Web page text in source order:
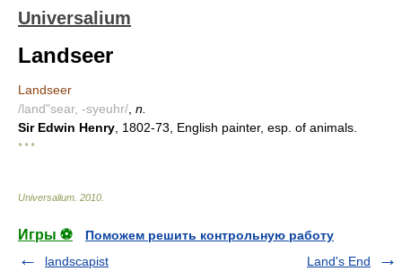
Universalium
Landseer
Landseer
/land"sear, -syeuhr/ n.
Sir Edwin Henry , 1802-73, English painter, esp. of animals.
* * *
Universalium 2010
Игры ⚽
Поможем решить контрольную работу
landscapist
Land's End